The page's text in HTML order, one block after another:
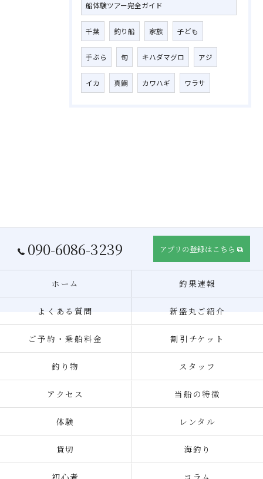
船体験ツアー完全ガイド
千葉 釣り船 家族 子ども
手ぶら 旬 キハダマグロ アジ
イカ 真鯛 カワハギ ワラサ
090-6086-3239 アプリの登録はこちら
ホーム 釣果速報
よくある質問 新盛丸ご紹介
ご予約・乗船料金 割引チケット
釣り物 スタッフ
アクセス 当船の特徴
体験 レンタル
貸切 海釣り
初心者 コラム